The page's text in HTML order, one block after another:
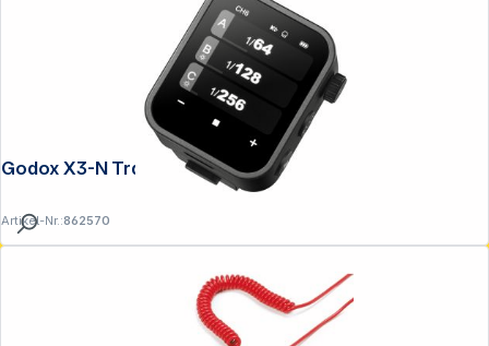
Godox X3-N Transmitter für Nikon
Artikel-Nr.:862570